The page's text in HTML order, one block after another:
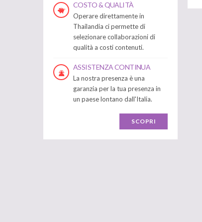
COSTO & QUALITÀ
Operare direttamente in
Thailandia ci permette di
selezionare collaborazioni di
qualità a costi contenuti.
ASSISTENZA CONTINUA
La nostra presenza è una
garanzia per la tua presenza in
un paese lontano dall'Italia.
SCOPRI